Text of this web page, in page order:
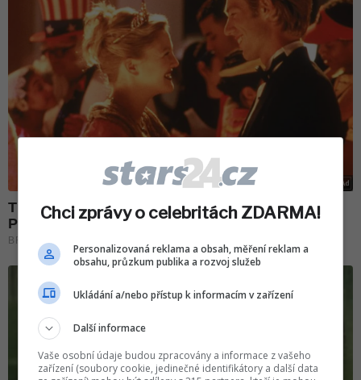
Chci zprávy o celebritách ZDARMA!
Personalizovaná reklama a obsah, měření reklam a
obsahu, průzkum publika a rozvoj služeb
Ukládání a/nebo přístup k informacím v zařízení
Další informace
Vaše osobní údaje budou zpracovány a informace z vašeho
zařízení (soubory cookie, jedinečné identifikátory a další data